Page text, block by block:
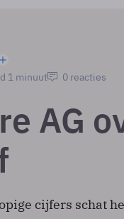
1 minuut 0 reacties
AG
cijfers schat